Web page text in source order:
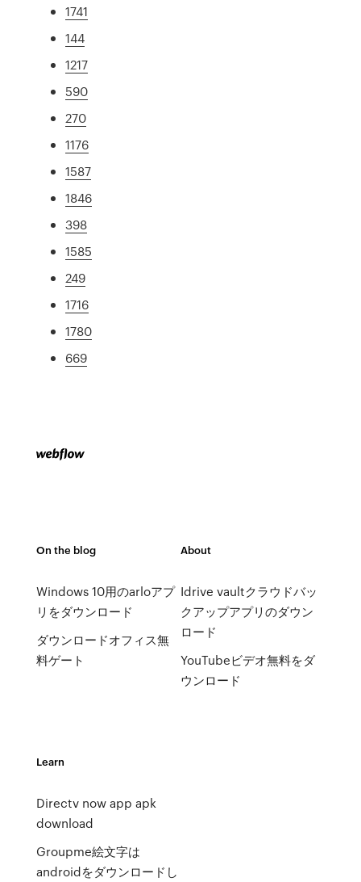
1741
144
1217
590
270
1176
1587
1846
398
1585
249
1716
1780
669
On the blog
Windows 10用のarloアプ
リをダウンロード
ダウンロードオフィス無
料ゲート
About
Idrive vaultクラウドバッ
クアップアプリのダウン
ロード
YouTubeビデオ無料をダ
ウンロード
Learn
Directv now app apk
download
Groupme絵文字は
androidをダウンロードし